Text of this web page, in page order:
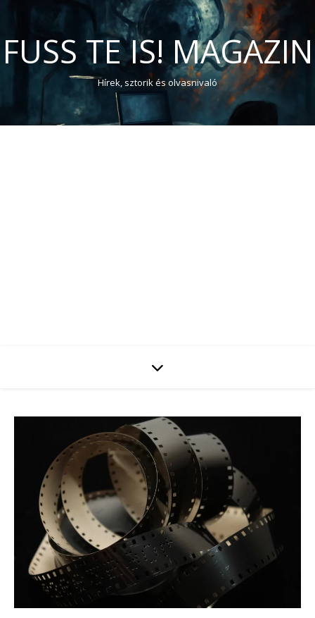
FUSS TE IS! MAGAZIN
Hírek, sztorik és olvasnivaló